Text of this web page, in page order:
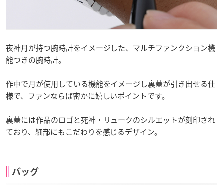
夜神月が持つ腕時計をイメージした、マルチファンクション機
能つきの腕時計。
作中で月が使用している機能をイメージし裏蓋が引き出せる仕
様で、ファンならば密かに嬉しいポイントです。
裏蓋には作品のロゴと死神・リュークのシルエットが刻印され
ており、細部にもこだわりを感じるデザイン。
バッグ